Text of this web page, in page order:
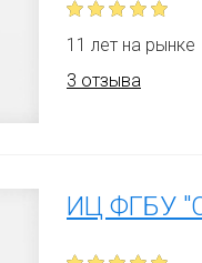
11 лет на рынке
3 отзыва
ИЦ ФГБУ